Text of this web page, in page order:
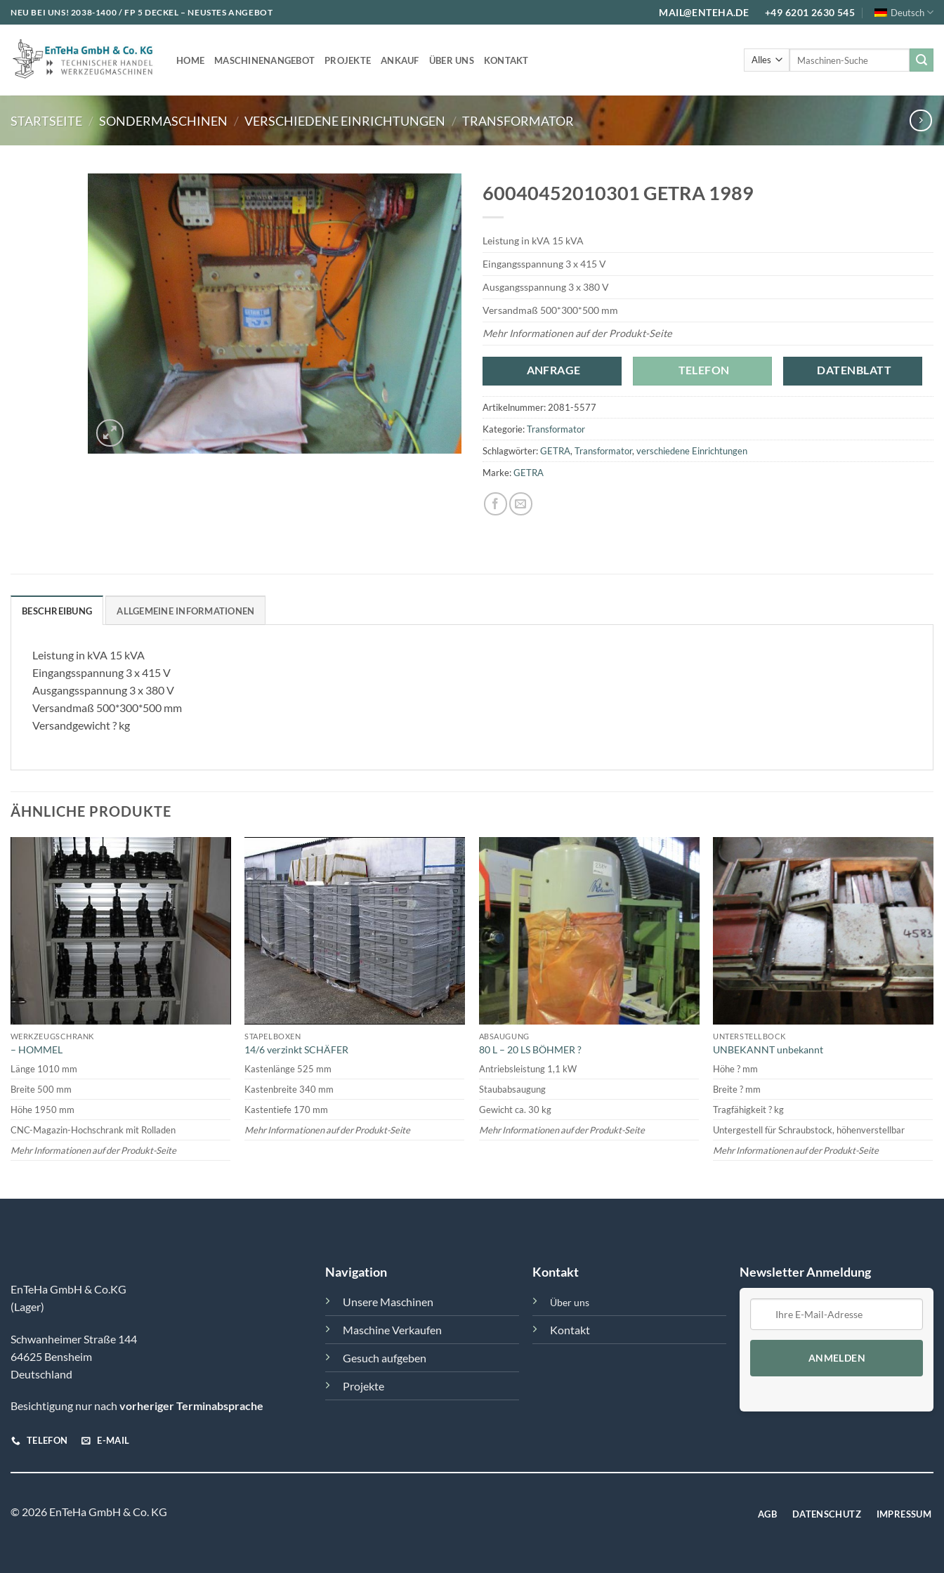
Zum
Inhalt
springen
NEU BEI UNS! 2038-1400 / FP 5 DECKEL – NEUSTES ANGEBOT MAIL@ENTEHA.DE +49 6201 2630 545 Deutsch
HOME MASCHINENANGEBOT PROJEKTE ANKAUF ÜBER UNS KONTAKT
STARTSEITE / SONDERMASCHINEN / VERSCHIEDENE EINRICHTUNGEN / TRANSFORMATOR
60040452010301 GETRA 1989
Leistung in kVA 15 kVA
Eingangsspannung 3 x 415 V
Ausgangsspannung 3 x 380 V
Versandmaß 500*300*500 mm
Mehr Informationen auf der Produkt-Seite
ANFRAGE TELEFON DATENBLATT
Artikelnummer: 2081-5577
Kategorie:Transformator
Schlagwörter:GETRA, Transformator, verschiedene Einrichtungen
Marke:GETRA
BESCHREIBUNG ALLGEMEINE INFORMATIONEN
Leistung in kVA 15 kVA
Eingangsspannung 3 x 415 V
Ausgangsspannung 3 x 380 V
Versandmaß 500*300*500 mm
Versandgewicht ? kg
ÄHNLICHE PRODUKTE
WERKZEUGSCHRANK
– HOMMEL
Länge 1010 mm
Breite 500 mm
Höhe 1950 mm
CNC-Magazin-Hochschrank mit Rolladen
Mehr Informationen auf der Produkt-Seite
STAPELBOXEN
14/6 verzinkt SCHÄFER
Kastenlänge 525 mm
Kastenbreite 340 mm
Kastentiefe 170 mm
Mehr Informationen auf der Produkt-Seite
ABSAUGUNG
80 L – 20 LS BÖHMER ?
Antriebsleistung 1,1 kW
Staubabsaugung
Gewicht ca. 30 kg
Mehr Informationen auf der Produkt-Seite
UNTERSTELLBOCK
UNBEKANNT unbekannt
Höhe ? mm
Breite ? mm
Tragfähigkeit ? kg
Untergestell für Schraubstock, höhenverstellbar
Mehr Informationen auf der Produkt-Seite
EnTeHa GmbH & Co.KG
(Lager)
Schwanheimer Straße 144
64625 Bensheim
Deutschland
Besichtigung nur nach vorheriger Terminabsprache
TELEFON E-MAIL
Navigation
Unsere Maschinen
Maschine Verkaufen
Gesuch aufgeben
Projekte
Kontakt
Über uns
Kontakt
Newsletter Anmeldung
ANMELDEN
© 2026 EnTeHa GmbH & Co. KG AGB DATENSCHUTZ IMPRESSUM